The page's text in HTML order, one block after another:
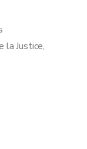
la Justice,